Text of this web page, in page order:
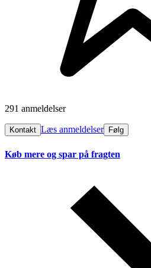
291 anmeldelser
Kontakt Læs anmeldelser Følg
Køb mere og spar på fragten